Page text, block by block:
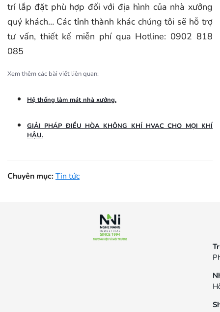
trí lắp đặt phù hợp đối với địa hình của nhà xưởng
quý khách… Các tỉnh thành khác chúng tôi sẽ hỗ trợ
tư vấn, thiết kế miễn phí qua Hotline: 0902 818
085
Xem thêm các bài viết liên quan:
Hệ thống làm mát nhà xưởng.
GIẢI PHÁP ĐIỀU HÒA KHÔNG KHÍ HVAC CHO MỌI KHÍ
HẬU.
Chuyên mục:Tin tức